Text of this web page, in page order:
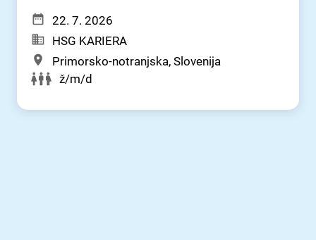
22. 7. 2026
HSG KARIERA
Primorsko-notranjska, Slovenija
ž/m/d